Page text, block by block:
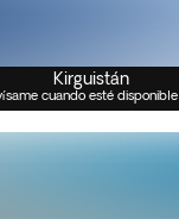
Kirguistán
cuando esté disponible